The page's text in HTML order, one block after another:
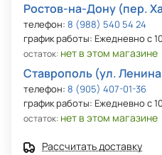
Ростов-на-Дону (пер.
телефон: 8 (988) 540 54 24
график работы: Ежедневно с
остаток: нет в этом магазине
Ставрополь (ул.
телефон: 8 (905) 407-01-36
график работы: Ежедневно с
остаток: нет в этом магазине
Рассчитать доставку